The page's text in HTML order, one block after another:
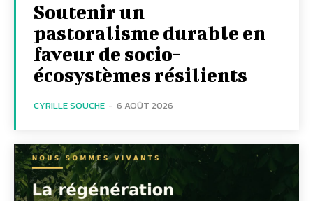
Soutenir un
pastoralisme durable en
faveur de socio-
écosystèmes résilients
CYRILLE SOUCHE - 6 AOÛT 2026